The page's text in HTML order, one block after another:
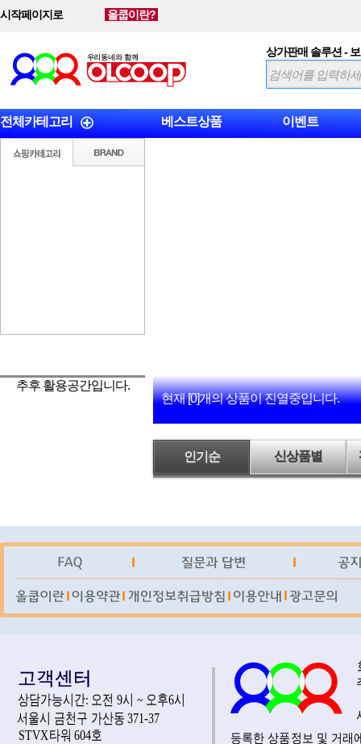
시작페이지로 올쿱이란?
상가판매 솔루션 -
전체카테고리 베스트상품 이벤트
추후 활용공간입니다.
현재 [0]개의 상품이 진열중입니다.
인기순 신상품별